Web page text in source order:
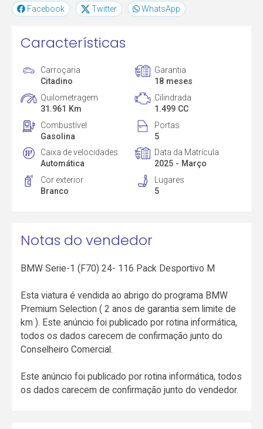
Facebook Twitter WhatsApp
Características
Carroçaria
Citadino
Garantia
18 meses
Quilometragem
31.961 Km
Cilindrada
1.499 CC
Combustível
Gasolina
Portas
5
Caixa de velocidades
Automática
Data da Matrícula
2025 - Março
Cor exterior
Branco
Lugares
5
Notas do vendedor
BMW Serie-1 (F70) 24- 116 Pack Desportivo M
Esta viatura é vendida ao abrigo do programa BMW
Premium Selection ( 2 anos de garantia sem limite de
km ). Este anúncio foi publicado por rotina informática,
todos os dados carecem de confirmação junto do
Conselheiro Comercial.
Este anúncio foi publicado por rotina informática, todos
os dados carecem de confirmação junto do vendedor.